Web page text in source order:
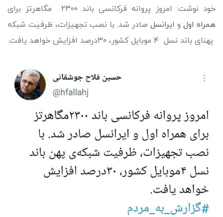
خود نوشت: امروز پروانه فرکانسی باند ۲۳۰۰ مگاهرتز برای
همراه اول و ایرانسل صادر شد. با نصب تجهیزات، ظرفیت شبکه‌
پهنای باند نسل ۴ موبایل کشور، ۳۰درصد افزایش خواهد یافت.